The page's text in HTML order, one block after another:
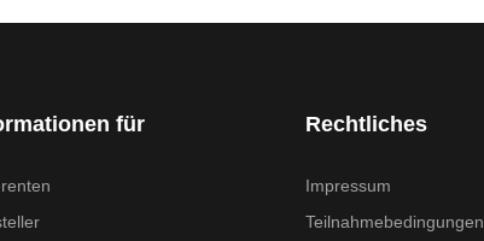
für Rechtliches
Impressum
Teilnahmebedingungen